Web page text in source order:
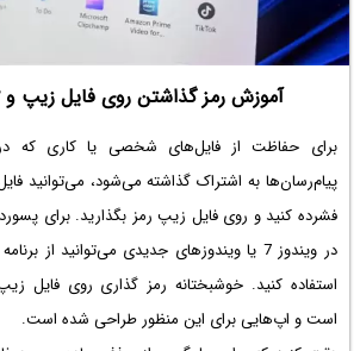
آموزش رمز گذاشتن روی فایل زیپ و rar در ویندوز
برای حفاظت از فایل‌های شخصی یا کاری که
فشرده کنید و روی فایل زیپ رمز بگذارید. برای
در ویندوز 7
یا ویندوزهای جدیدی می‌توانید از
استفاده کنید. خوشبختانه رمز گذاری روی فایل
است و اپ‌هایی برای این منظور طراحی شده است.